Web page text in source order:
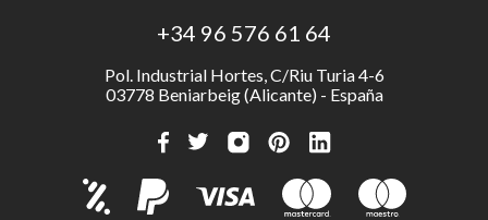
+34 96 576 61 64
Pol. Industrial Hortes, C/Riu Turia 4-6
03778 Beniarbeig (Alicante) - España